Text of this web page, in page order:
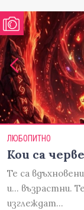
ЛЮБОПИТНО
Кои са
Те са
и... възрастни.
изглеждат…